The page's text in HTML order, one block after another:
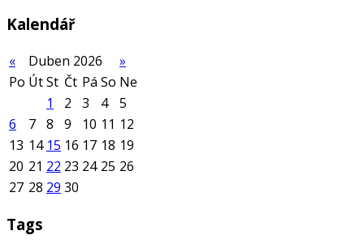
Kalendář
« Duben 2026
»
Po ÚtSt Čt Pá So Ne
1
2 3 4
5
6
7 8 9 10 11 12
13 14 15 16 17 18 19
20 21 22 23 24 25 26
27 28 29 30
Tags